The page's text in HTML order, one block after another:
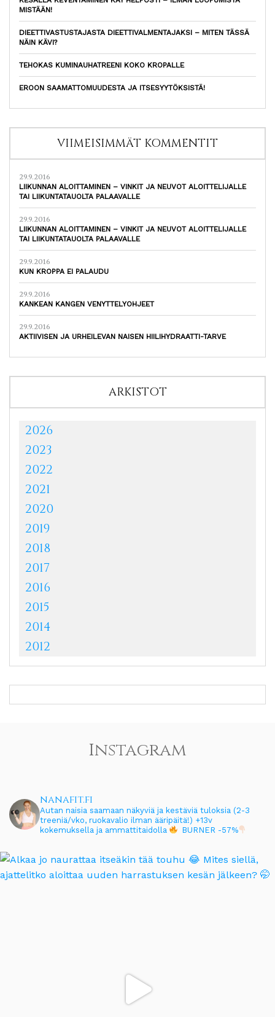
MISTÄÄN!
DIEETTIVASTUSTAJASTA DIEETTIVALMENTAJAKSI – MITEN TÄSSÄ
NÄIN KÄVI?
TEHOKAS KUMINAUHATREENI KOKO KROPALLE
EROON SAAMATTOMUUDESTA JA ITSESYYTÖKSISTÄ!
VIIMEISIMMÄT KOMMENTIT
29.9.2016
LIIKUNNAN ALOITTAMINEN – VINKIT JA NEUVOT ALOITTELIJALLE
TAI LIIKUNTATAUOLTA PALAAVALLE
29.9.2016
LIIKUNNAN ALOITTAMINEN – VINKIT JA NEUVOT ALOITTELIJALLE
TAI LIIKUNTATAUOLTA PALAAVALLE
29.9.2016
KUN KROPPA EI PALAUDU
29.9.2016
KANKEAN KANGEN VENYTTELYOHJEET
29.9.2016
AKTIIVISEN JA URHEILEVAN NAISEN HIILIHYDRAATTI-TARVE
ARKISTOT
2026
2023
2022
2021
2020
2019
2018
2017
2016
2015
2014
2012
Instagram
nanafit.fi
Autan naisia saamaan näkyviä ja kestäviä tuloksia (2-3
treeniä/vko, ruokavalio ilman ääripäitä!) +13v
kokemuksella ja ammattitaidolla
BURNER -57%